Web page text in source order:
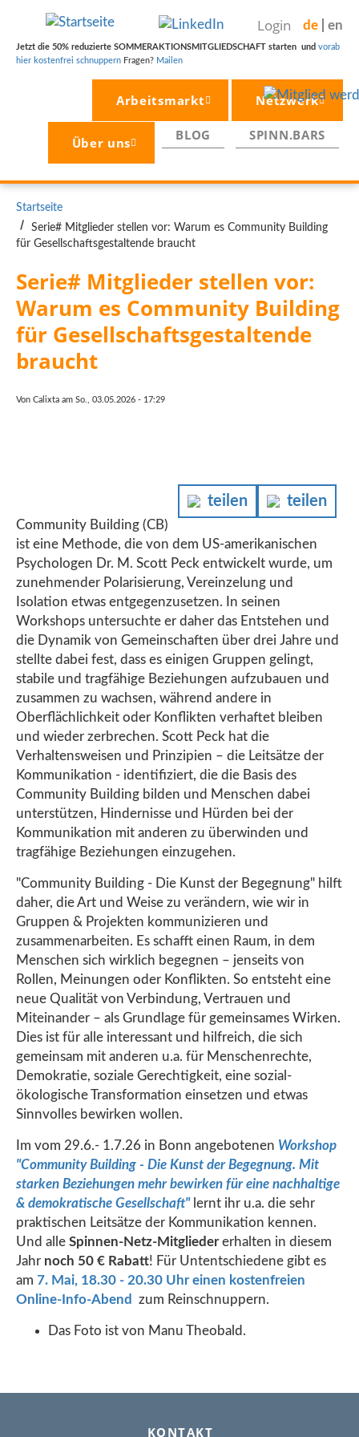
Inhalt
Jetzt die 50% reduzierte SOMMERAKTIONSMITGLIEDSCHAFT starten und vorab
hier kostenfrei schnuppern Fragen? Mailen
Arbeitsmarkt Netzwerk
Über uns BLOG SPINN.BARS
Login en
de
PFADNAVIGATION
Startseite
Serie# Mitglieder stellen vor: Warum es Community Building
für Gesellschaftsgestaltende braucht
Serie# Mitglieder stellen vor:
Warum es Community Building
für Gesellschaftsgestaltende
braucht
Von Calixta am So., 03.05.2026 - 17:29
teilen teilen
Community Building (CB)
ist eine Methode, die von dem US-amerikanischen
Psychologen Dr. M. Scott Peck entwickelt wurde, um
zunehmender Polarisierung, Vereinzelung und
Isolation etwas entgegenzusetzen. In seinen
Workshops untersuchte er daher das Entstehen und
die Dynamik von Gemeinschaften über drei Jahre und
stellte dabei fest, dass es einigen Gruppen gelingt,
stabile und tragfähige Beziehungen aufzubauen und
zusammen zu wachsen, während andere in
Oberflächlichkeit oder Konflikten verhaftet bleiben
und wieder zerbrechen. Scott Peck hat die
Verhaltensweisen und Prinzipien – die Leitsätze der
Kommunikation - identifiziert, die die Basis des
Community Building bilden und Menschen dabei
unterstützen, Hindernisse und Hürden bei der
Kommunikation mit anderen zu überwinden und
tragfähige Beziehungen einzugehen.
"Community Building - Die Kunst der Begegnung" hilft
daher, die Art und Weise zu verändern, wie wir in
Gruppen & Projekten kommunizieren und
zusammenarbeiten. Es schafft einen Raum, in dem
Menschen sich wirklich begegnen – jenseits von
Rollen, Meinungen oder Konflikten. So entsteht eine
neue Qualität von Verbindung, Vertrauen und
Miteinander – als Grundlage für gemeinsames Wirken.
Dies ist für alle interessant und hilfreich, die sich
gemeinsam mit anderen u.a. für Menschenrechte,
Demokratie, soziale Gerechtigkeit, eine sozial-
ökologische Transformation einsetzen und etwas
Sinnvolles bewirken wollen.
Im vom 29.6.- 1.7.26 in Bonn angebotenen Workshop
"Community Building - Die Kunst der Begegnung. Mit
starken Beziehungen mehr bewirken für eine nachhaltige
& demokratische Gesellschaft" lernt ihr u.a. die sehr
praktischen Leitsätze der Kommunikation kennen.
Und alle Spinnen-Netz-Mitgliedererhalten in diesem
Jahr noch 50 € Rabatt! Für Untentschiedene gibt es
am 7. Mai, 18.30 - 20.30 Uhr einen kostenfreien
Online-Info-Abend
zum Reinschnuppern.
Das Foto ist von Manu Theobald.
KONTAKT